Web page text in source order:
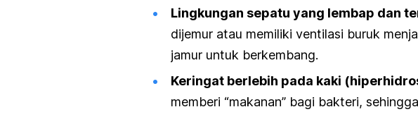
Lingkungan sepatu yang lembap dan
dijemur atau memiliki ventilasi buruk
jamur untuk berkembang.
Keringat berlebih pada kaki
memberi “makanan” bagi bakteri,